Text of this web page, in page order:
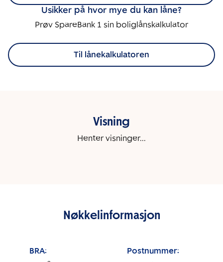
Usikker på hvor mye du kan låne?
Prøv SpareBank 1 sin boliglånskalkulator
Til lånekalkulatoren
Visning
Henter visninger...
Nøkkelinformasjon
BRA:
Postnummer: